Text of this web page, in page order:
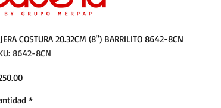
COSTURA 20.32CM (8") BARRILITO 8642-8CN
8642-8CN
Precio
*